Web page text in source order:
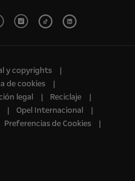
y copyrights
de cookies
legal
Reciclaje
Opel Internacional
Preferencias de Cookies